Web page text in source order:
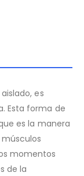
es
Esta forma de
es la manera
momentos
de la